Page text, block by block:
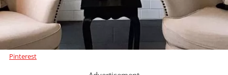
Pinterest